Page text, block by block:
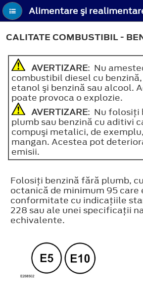
CALITATE COMBUSTIBIL -
AVERTIZARE: Nu
combustibil diesel cu
etanol şi benzină sau alcool.
poate provoca o explozie.
AVERTIZARE: Nu folosiţi
plumb sau benzină cu aditivi
compuşi metalici, de
mangan. Acestea pot
emisii.
Folosiţi benzină fără plumb,
octanică de minimum 95 care
conformitate cu indicaţiile
228 sau ale unei specificaţii
echivalente.